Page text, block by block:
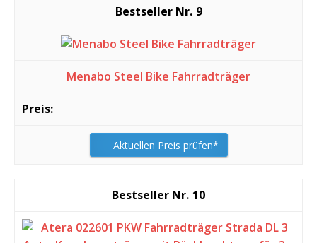
9
Menabo Steel Bike Fahrradträger
Aktuellen Preis prüfen*
10